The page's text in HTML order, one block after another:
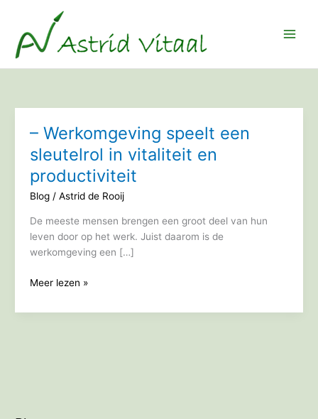
inhoud
– Werkomgeving speelt een
sleutelrol in vitaliteit en
productiviteit
Blog/ Astrid de Rooij
De meeste mensen brengen een groot deel van hun
leven door op het werk. Juist daarom is de
werkomgeving een […]
–
speelt
Meer lezen »